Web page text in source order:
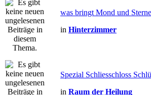
was bringt Mond und
in Hinterzimmer
Spezial Schliesschloss
in Raum der Heilung